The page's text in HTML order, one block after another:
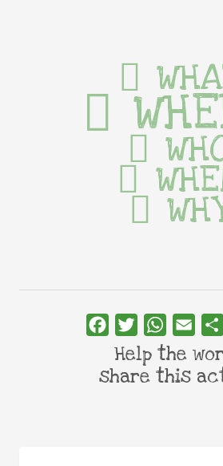
FacebookTwitterWhatsApp
Email
Help the
share this